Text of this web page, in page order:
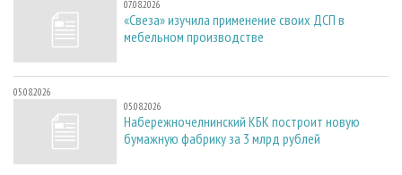
07.08.2026
«Свеза» изучила применение своих ДСП в
мебельном производстве
05.08.2026
05.08.2026
Набережночелнинский КБК построит новую
бумажную фабрику за 3 млрд рублей